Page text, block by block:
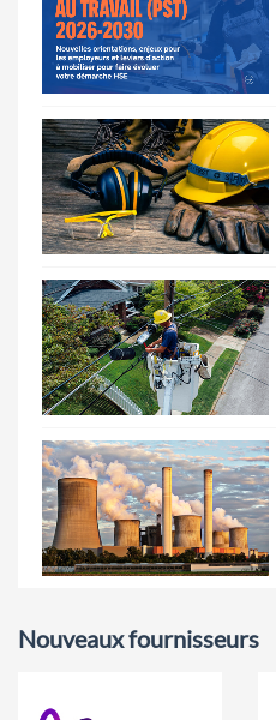
Nouveaux fournisseurs